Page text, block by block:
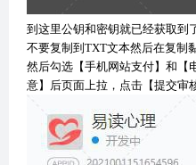
到这里公钥和密钥就已经获取到
不要复制到TXT文本然后在复制
然后勾选【手机网站支付】和【
意】后页面上拉，点击【提交审